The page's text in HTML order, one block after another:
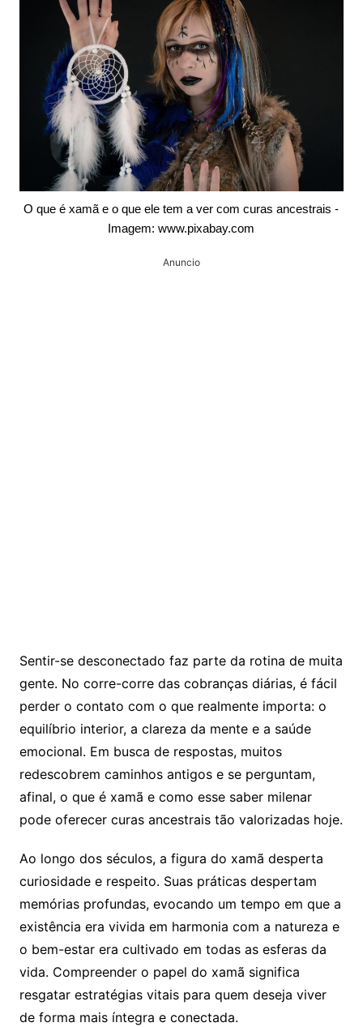
O que é xamã e o que ele tem a ver com curas ancestrais -
Imagem: www.pixabay.com
Anuncio
Sentir-se desconectado faz parte da rotina de muita
gente. No corre-corre das cobranças diárias, é fácil
perder o contato com o que realmente importa: o
equilíbrio interior, a clareza da mente e a saúde
emocional. Em busca de respostas, muitos
redescobrem caminhos antigos e se perguntam,
afinal, o que é xamã e como esse saber milenar
pode oferecer curas ancestrais tão valorizadas hoje.
Ao longo dos séculos, a figura do xamã desperta
curiosidade e respeito. Suas práticas despertam
memórias profundas, evocando um tempo em que a
existência era vivida em harmonia com a natureza e
o bem-estar era cultivado em todas as esferas da
vida. Compreender o papel do xamã significa
resgatar estratégias vitais para quem deseja viver
de forma mais íntegra e conectada.